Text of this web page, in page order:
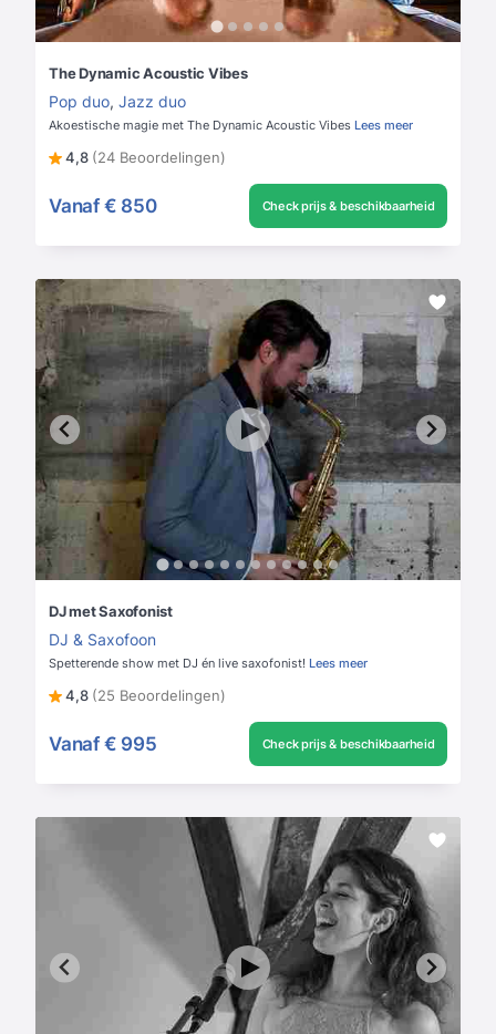
The Dynamic Acoustic Vibes
Pop duo, Jazz duo
Akoestische magie met The Dynamic Acoustic Vibes Lees meer
4,8 (24 Beoordelingen)
Vanaf € 850 Check prijs & beschikbaarheid
DJ met Saxofonist
DJ & Saxofoon
Spetterende show met DJ én live saxofonist! Lees meer
4,8 (25 Beoordelingen)
Vanaf € 995 Check prijs & beschikbaarheid